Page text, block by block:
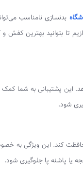
بدنسازی نامناسب
بتوانید بهترین کفش و
این پشتیبانی به شما
شود.
کند. این ویژگی به
یا پاشنه پا جلوگیری شود.